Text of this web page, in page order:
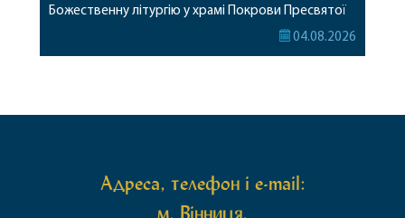
Божественну літургію у храмі Покрови Пресвятої
Богородиці села Терешки Барського благочиння.
04.08.2026
Адреса, телефон і e-mail: